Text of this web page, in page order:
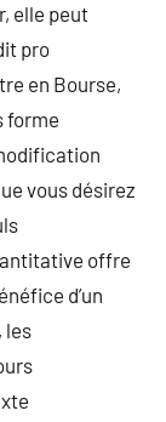
elle peut
pro
en Bourse,
forme
vous désirez
offre
d’un
les